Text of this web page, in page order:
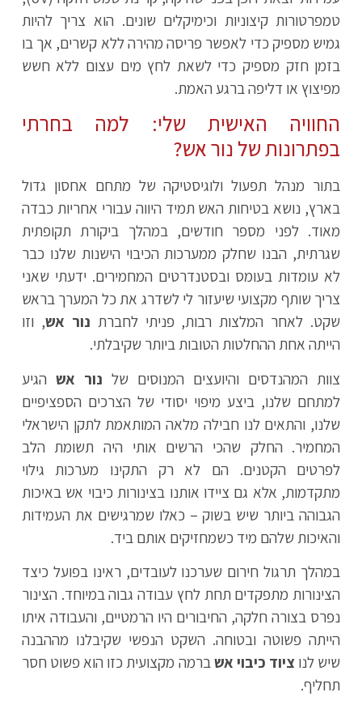
טמפרטורות קיצוניות וכימיקלים שונים. הוא צריך להיות
גמיש מספיק כדי לאפשר פריסה מהירה ללא קשרים, אך בו
בזמן חזק מספיק כדי לשאת לחץ מים עצום ללא חשש
מפיצוץ או דליפה ברגע האמת.
החוויה האישית שלי: למה בחרתי
בפתרונות של נור אש?
בתור מנהל תפעול ולוגיסטיקה של מתחם אחסון גדול
בארץ, נושא בטיחות האש תמיד היווה עבורי אחריות כבדה
מאוד. לפני מספר חודשים, במהלך ביקורת תקופתית
שגרתית, הבנו שחלק ממערכות הכיבוי הישנות שלנו כבר
לא עומדות בעומס ובסטנדרטים המחמירים. ידעתי שאני
צריך שותף מקצועי שיעזור לי לשדרג את כל המערך בראש
שקט. לאחר המלצות רבות, פניתי לחברת נור אש, וזו
הייתה אחת ההחלטות הטובות ביותר שקיבלתי.
צוות המהנדסים והיועצים המנוסים של נור אש הגיע
למתחם שלנו, ביצע מיפוי יסודי של הצרכים הספציפיים
שלנו, והתאים לנו חבילה מלאה המותאמת לתקן הישראלי
המחמיר. החלק שהכי הרשים אותי היה תשומת הלב
לפרטים הקטנים. הם לא רק התקינו מערכות גילוי
מתקדמות, אלא גם ציידו אותנו בצינורות כיבוי אש באיכות
הגבוהה ביותר שיש בשוק – כאלו שמרגישים את העמידות
והאיכות שלהם מיד כשמחזיקים אותם ביד.
במהלך תרגול חירום שערכנו לעובדים, ראינו בפועל כיצד
הצינורות מתפקדים תחת לחץ עבודה גבוה במיוחד. הצינור
נפרס בצורה חלקה, החיבורים היו הרמטיים, והעבודה איתו
הייתה פשוטה ובטוחה. השקט הנפשי שקיבלנו מההבנה
שיש לנוציוד כיבוי אשברמה מקצועית כזו הוא פשוט חסר
תחליף.